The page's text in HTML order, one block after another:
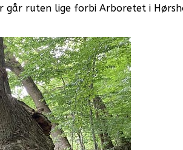
går ruten lige forbi Arboretet i